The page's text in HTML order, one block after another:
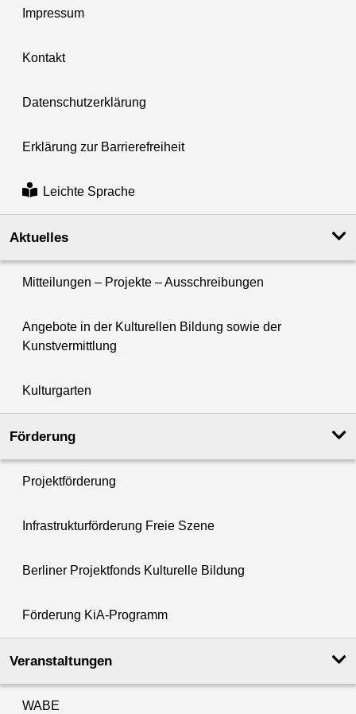
Impressum
Kontakt
Datenschutzerklärung
Erklärung zur Barrierefreiheit
Leichte Sprache
Aktuelles
Mitteilungen – Projekte – Ausschreibungen
Angebote in der Kulturellen Bildung sowie der
Kunstvermittlung
Kulturgarten
Förderung
Projektförderung
Infrastrukturförderung Freie Szene
Berliner Projektfonds Kulturelle Bildung
Förderung KiA-Programm
Veranstaltungen
WABE